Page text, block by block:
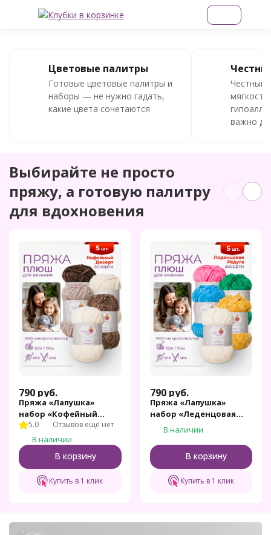
Цветовые палитры
Готовые цветовые палитры и
наборы — не нужно гадать,
какие цвета сочетаются
Честный
мягкость
важно
Выбирайте не просто
пряжу, а готовую палитру
для вдохновения
790 руб.
Пряжа «Лапушка»
набор «Кофейный
десерт»
5.0 Отзывов ещё нет
В наличии
В корзину
Купить в 1 клик
790 руб.
Пряжа «Лапушка»
набор «Леденцовая
радуга»
В наличии
В корзину
Купить в 1 клик